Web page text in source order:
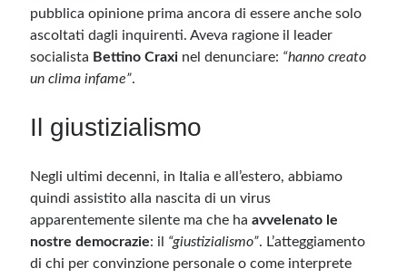
pubblica opinione prima ancora di essere anche solo
ascoltati dagli inquirenti. Aveva ragione il leader
socialista Bettino Craxi nel denunciare: “hanno creato
un clima infame”.
Il giustizialismo
Negli ultimi decenni, in Italia e all’estero, abbiamo
quindi assistito alla nascita di un virus
apparentemente silente ma che haavvelenato le
nostre democrazie: il “giustizialismo”. L’atteggiamento
di chi per convinzione personale o come interprete